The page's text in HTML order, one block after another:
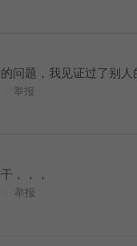
问题，我见证过了别人
举报
，，，
举报